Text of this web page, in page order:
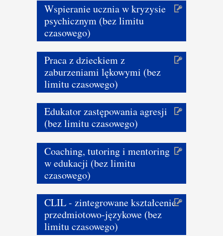
Wspieranie ucznia w kryzysie
psychicznym (bez limitu
czasowego)
Praca z dzieckiem z
zaburzeniami lękowymi (bez
limitu czasowego)
Edukator zastępowania agresji
(bez limitu czasowego)
Coaching, tutoring i mentoring
w edukacji (bez limitu
czasowego)
CLIL - zintegrowane kształcenie
przedmiotowo-językowe (bez
limitu czasowego)